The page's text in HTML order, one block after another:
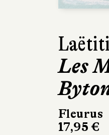
Les
Fleurus
17,95 €